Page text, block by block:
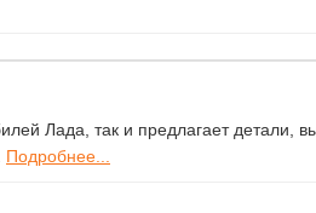
Лада, так и предлагает детали,
Подробнее...